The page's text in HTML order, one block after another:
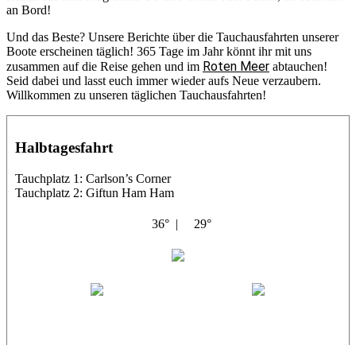
an Bord!
Und das Beste? Unsere Berichte über die Tauchausfahrten unserer
Boote erscheinen täglich! 365 Tage im Jahr könnt ihr mit uns
zusammen auf die Reise gehen und im Roten Meer abtauchen!
Seid dabei und lasst euch immer wieder aufs Neue verzaubern.
Willkommen zu unseren täglichen Tauchausfahrten!
Halbtagesfahrt
Tauchplatz 1: Carlson’s Corner
Tauchplatz 2: Giftun Ham Ham
36° | 29°